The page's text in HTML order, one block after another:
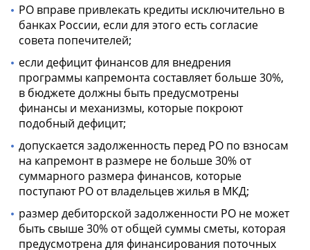
РО вправе привлекать кредиты исключительно в
банках России, если для этого есть согласие
совета попечителей;
если дефицит финансов для внедрения
программы капремонта составляет больше 30%,
в бюджете должны быть предусмотрены
финансы и механизмы, которые покроют
подобный дефицит;
допускается задолженность перед РО по взносам
на капремонт в размере не больше 30% от
суммарного размера финансов, которые
поступают РО от владельцев жилья в МКД;
размер дебиторской задолженности РО не может
быть свыше 30% от общей суммы сметы, которая
предусмотрена для финансирования поточных